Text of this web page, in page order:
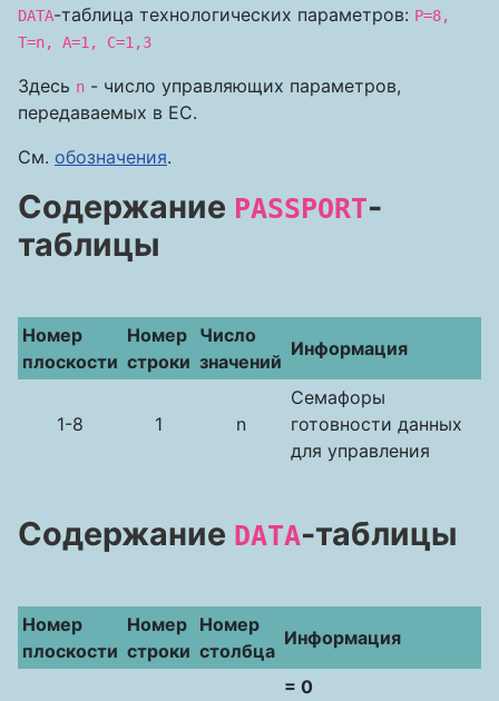
DATA-таблица технологических параметров: P=8,
T=n, A=1, C=1,3
Здесь n - число управляющих параметров,
передаваемых в EC.
См. обозначения.
Содержание PASSPORT-
таблицы
Номер
плоскости
Номер
строки
Число
значений
Информация
1-8 1 n
Семафоры
готовности данных
для управления
Содержание DATA-таблицы
Номер
плоскости
Номер
строки
Номер
столбца
Информация
= 0